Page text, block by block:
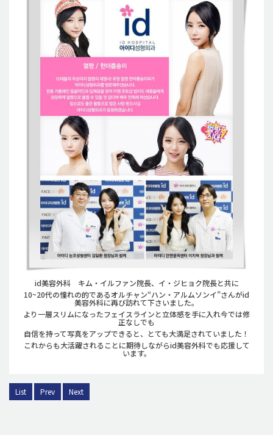
ご相談のお問い合わせ
id美容外科 キム・イルファン院長、イ・ジヒョク院長と共に
10~20代の憧れの的であるオルチャン“ハン・アルムソンイ”さんがid
美容外科に再び訪れて下さいました。
より一層スリムになったフェイスラインと立体感を手に入れ今では修
正なしでも
自信を持って写真をアップできると、とても大満足されていました！
これからも大活躍されることに期待しながらid美容外科でも応援して
います。
List Prev Next